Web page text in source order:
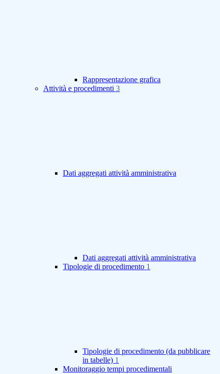
Rappresentazione grafica
Attività e procedimenti 3
Dati aggregati attività amministrativa
Dati aggregati attività amministrativa
Tipologie di procedimento 1
Tipologie di procedimento (da pubblicare
in tabelle) 1
Monitoraggio tempi procedimentali